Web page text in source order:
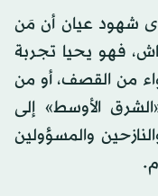
يرى شهود عيان أن مَن
فهو يحيا تجربة
من القصف، أو من
الأوسط» إلى
والمسؤولين